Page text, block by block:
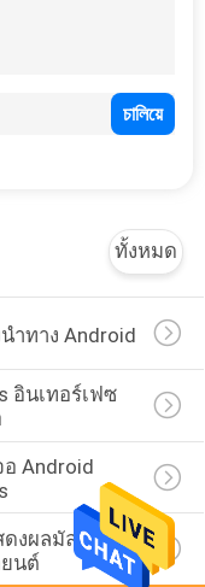
รับ
ติ
65
ทั้งหมด
ำทาง Android
อินเทอร์เฟซ
Android
งผลมัลติมีเดีย
นต์